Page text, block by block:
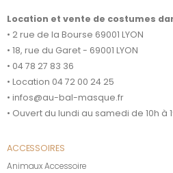
Location et vente de costumes
• 2 rue de la Bourse 69001 LYON
• 18, rue du Garet - 69001 LYON
• 04 78 27 83 36
• Location 04 72 00 24 25
• infos@au-bal-masque.fr
• Ouvert du lundi au samedi de 10h à
ACCESSOIRES
Animaux Accessoire